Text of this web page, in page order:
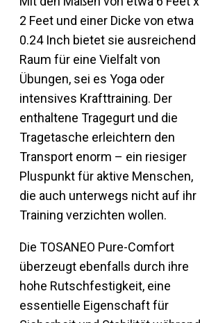
2 Feet und einer Dicke von etwa
0.24 Inch bietet sie ausreichend
Raum für eine Vielfalt von
Übungen, sei es Yoga oder
intensives Krafttraining. Der
enthaltene Tragegurt und die
Tragetasche erleichtern den
Transport enorm – ein riesiger
Pluspunkt für aktive Menschen,
die auch unterwegs nicht auf ihr
Training verzichten wollen.
Die TOSANEO Pure-Comfort
überzeugt ebenfalls durch ihre
hohe Rutschfestigkeit, eine
essentielle Eigenschaft für